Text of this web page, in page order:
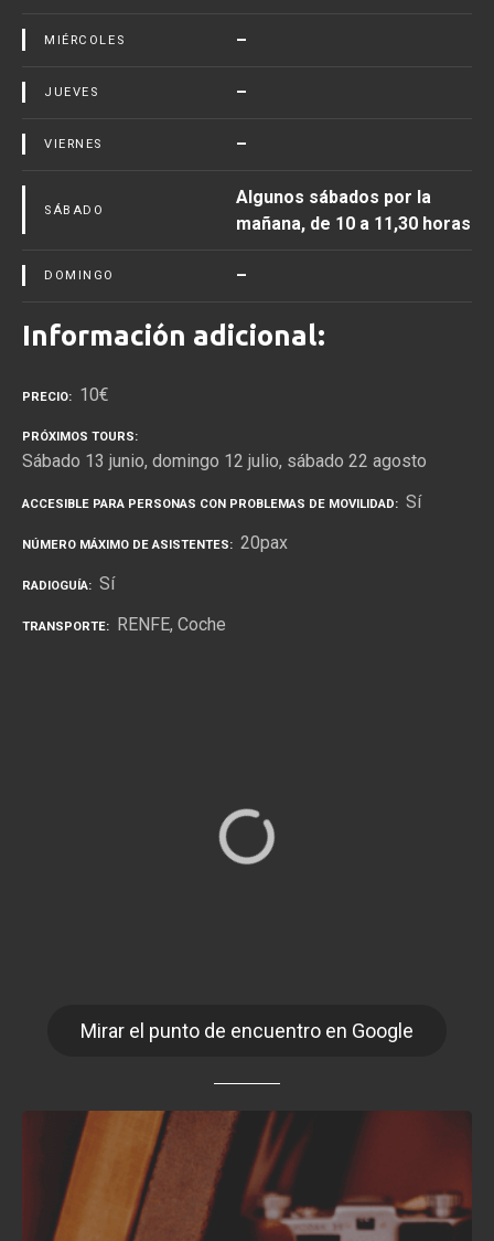
MIÉRCOLES –
JUEVES –
VIERNES –
SÁBADO
Algunos sábados por la
mañana, de 10 a 11,30 horas
DOMINGO –
Información adicional:
PRECIO 10€
PRÓXIMOS TOURS
Sábado 13 junio, domingo 12 julio, sábado 22 agosto
ACCESIBLE PARA PERSONAS CON PROBLEMAS DE MOVILIDAD Sí
NÚMERO MÁXIMO DE ASISTENTES 20pax
RADIOGUÍA Sí
TRANSPORTE RENFE Coche
Mirar el punto de encuentro en Google